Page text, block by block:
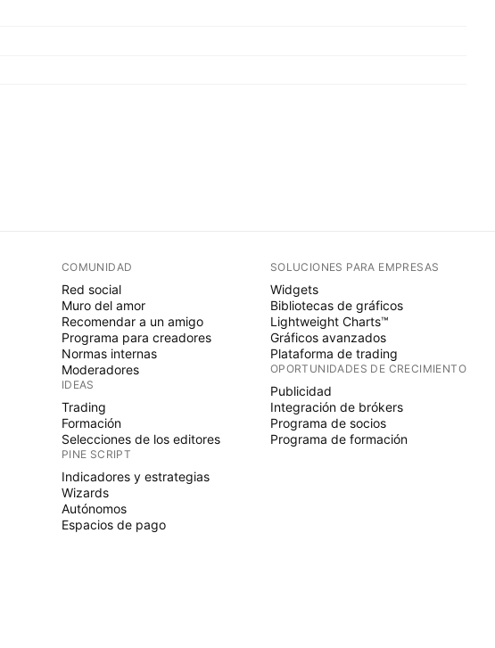
COMUNIDAD
Red social
Muro del amor
Recomendar a un amigo
Programa para creadores
Normas internas
Moderadores
IDEAS
Trading
Formación
Selecciones de los editores
PINE SCRIPT
Indicadores y estrategias
Wizards
Autónomos
Espacios de pago
SOLUCIONES PARA EMPRESAS
Widgets
Bibliotecas de gráficos
Lightweight Charts™
Gráficos avanzados
Plataforma de trading
OPORTUNIDADES DE CRECIMIENTO
Publicidad
Integración de brókers
Programa de socios
Programa de formación